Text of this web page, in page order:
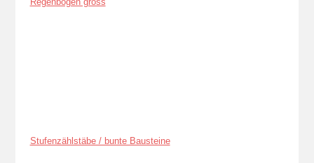
Stufenzählstäbe / bunte Bausteine